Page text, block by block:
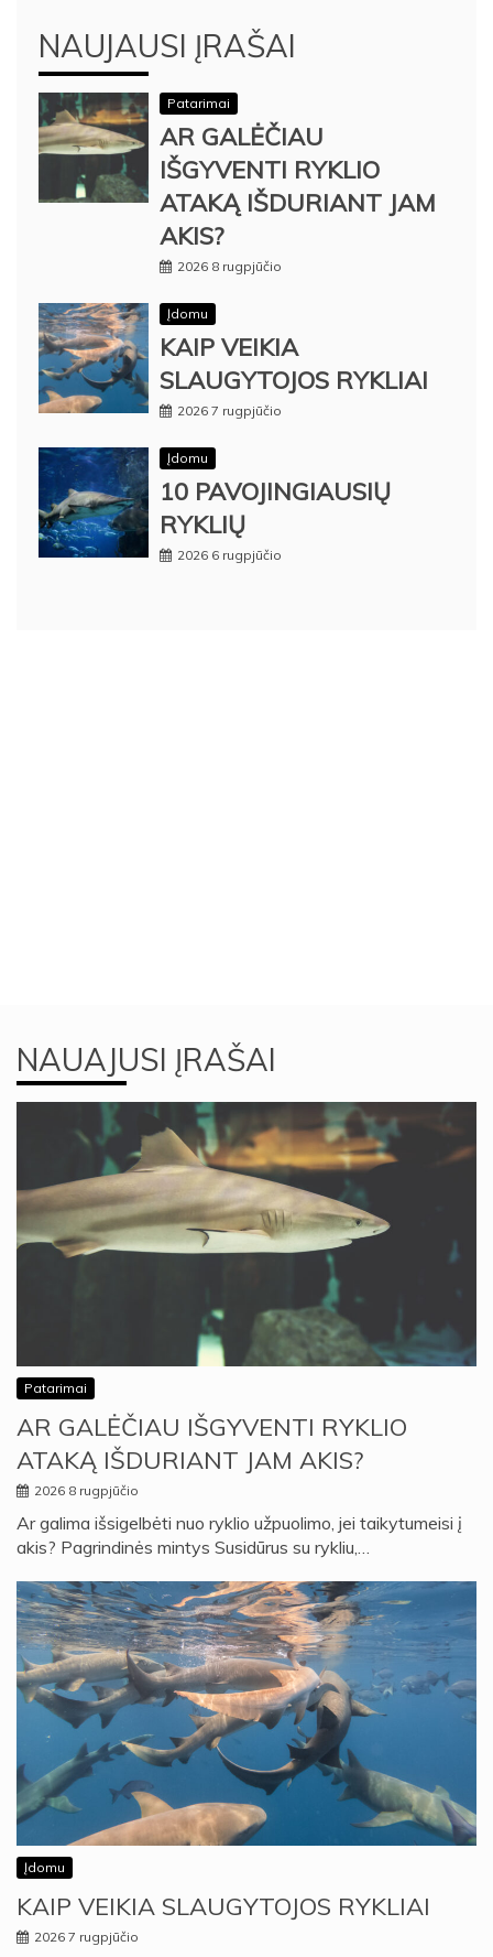
NAUJAUSI ĮRAŠAI
Patarimai
AR GALĖČIAU
IŠGYVENTI RYKLIO
ATAKĄ IŠDURIANT JAM
AKIS?
2026 8 rugpjūčio
Įdomu
KAIP VEIKIA
SLAUGYTOJOS RYKLIAI
2026 7 rugpjūčio
Įdomu
10 PAVOJINGIAUSIŲ
RYKLIŲ
2026 6 rugpjūčio
NAUAJUSI ĮRAŠAI
Patarimai
AR GALĖČIAU IŠGYVENTI RYKLIO
ATAKĄ IŠDURIANT JAM AKIS?
2026 8 rugpjūčio
Ar galima išsigelbėti nuo ryklio užpuolimo, jei taikytumeisi į
akis? Pagrindinės mintys Susidūrus su rykliu,…
Įdomu
KAIP VEIKIA SLAUGYTOJOS RYKLIAI
2026 7 rugpjūčio